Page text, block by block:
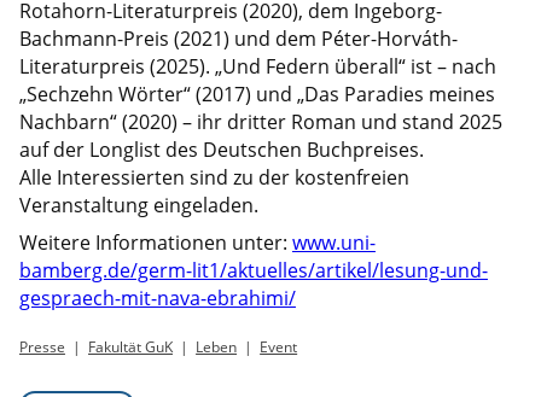
Rotahorn-Literaturpreis (2020), dem Ingeborg-
Bachmann-Preis (2021) und dem Péter-Horváth-
Literaturpreis (2025). „Und Federn überall“ ist – nach
„Sechzehn Wörter“ (2017) und „Das Paradies meines
Nachbarn“ (2020) – ihr dritter Roman und stand 2025
auf der Longlist des Deutschen Buchpreises.
Alle Interessierten sind zu der kostenfreien
Veranstaltung eingeladen.
Weitere Informationen unter: www.uni-
bamberg.de/germ-lit1/aktuelles/artikel/lesung-und-
gespraech-mit-nava-ebrahimi/
Presse Fakultät GuK Leben Event